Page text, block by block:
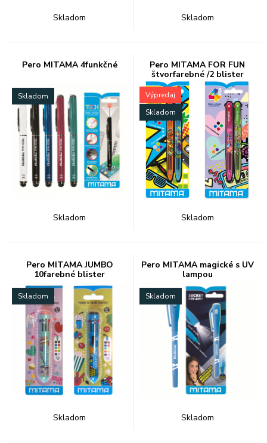
Skladom Skladom
Pero MITAMA 4funkčné
Skladom
Skladom
Pero MITAMA FOR FUN
štvorfarebné /2 blister
Výpredaj
Skladom
Skladom
Pero MITAMA JUMBO
10farebné blister
Skladom
Skladom
Pero MITAMA magické s UV
lampou
Skladom
Skladom